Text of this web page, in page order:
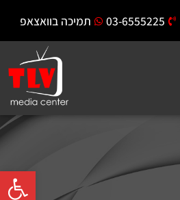
פתח
03-6555225 תמיכה בוואצאפ